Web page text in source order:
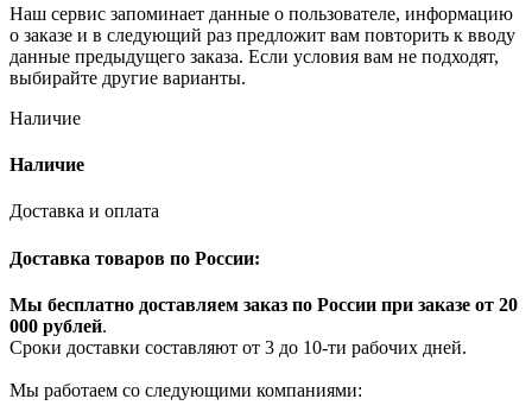
Наш сервис запоминает данные о пользователе, информацию
о заказе и в следующий раз предложит вам повторить к вводу
данные предыдущего заказа. Если условия вам не подходят,
выбирайте другие варианты.
Наличие
Наличие
Доставка и оплата
Доставка товаров по России:
Мы бесплатно доставляем заказ по России при заказе от 20
000 рублей.
Сроки доставки составляют от 3 до 10-ти рабочих дней.
Мы работаем со следующими компаниями: